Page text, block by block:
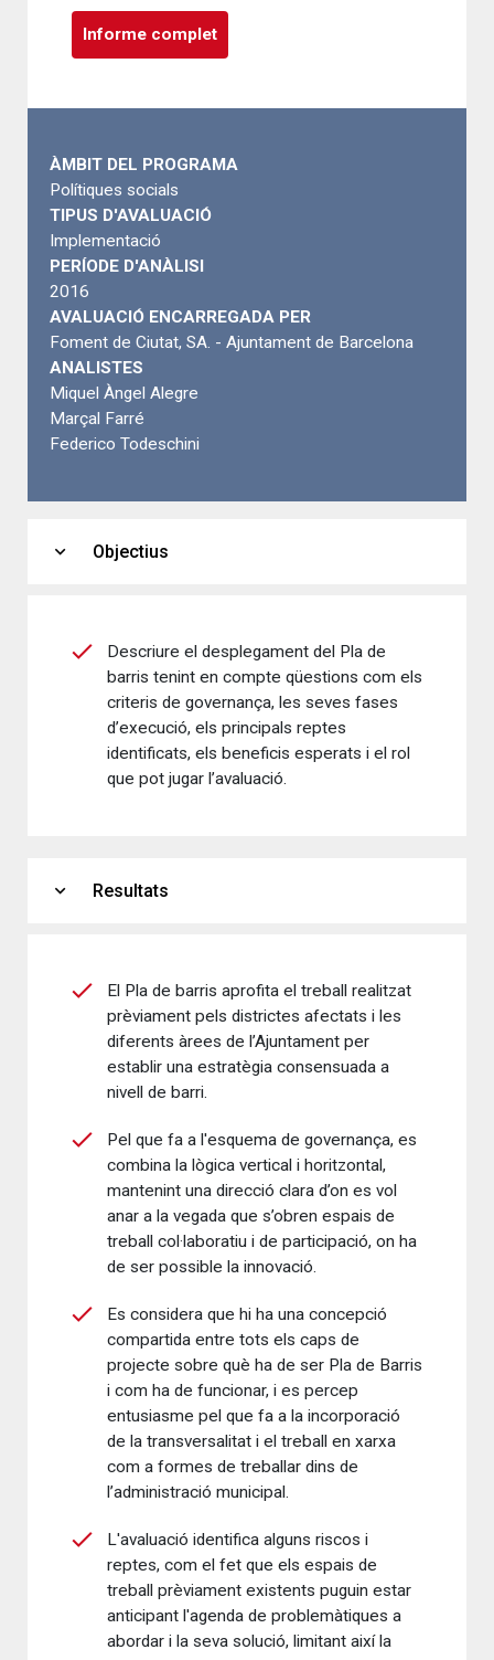
Informe complet
ÀMBIT DEL PROGRAMA
Polítiques socials
TIPUS D'AVALUACIÓ
Implementació
PERÍODE D'ANÀLISI
2016
AVALUACIÓ ENCARREGADA PER
Foment de Ciutat, SA. - Ajuntament de Barcelona
ANALISTES
Miquel Àngel Alegre
Marçal Farré
Federico Todeschini
expand_more Objectius
Descriure el desplegament del Pla de
barris tenint en compte qüestions com els
criteris de governança, les seves fases
d’execució, els principals reptes
identificats, els beneficis esperats i el rol
que pot jugar l’avaluació.
expand_more Resultats
El Pla de barris aprofita el treball realitzat
prèviament pels districtes afectats i les
diferents àrees de l’Ajuntament per
establir una estratègia consensuada a
nivell de barri.
Pel que fa a l'esquema de governança, es
combina la lògica vertical i horitzontal,
mantenint una direcció clara d’on es vol
anar a la vegada que s’obren espais de
treball col·laboratiu i de participació, on ha
de ser possible la innovació.
Es considera que hi ha una concepció
compartida entre tots els caps de
projecte sobre què ha de ser Pla de Barris
i com ha de funcionar, i es percep
entusiasme pel que fa a la incorporació
de la transversalitat i el treball en xarxa
com a formes de treballar dins de
l’administració municipal.
L'avaluació identifica alguns riscos i
reptes, com el fet que els espais de
treball prèviament existents puguin estar
anticipant l'agenda de problemàtiques a
abordar i la seva solució, limitant així la